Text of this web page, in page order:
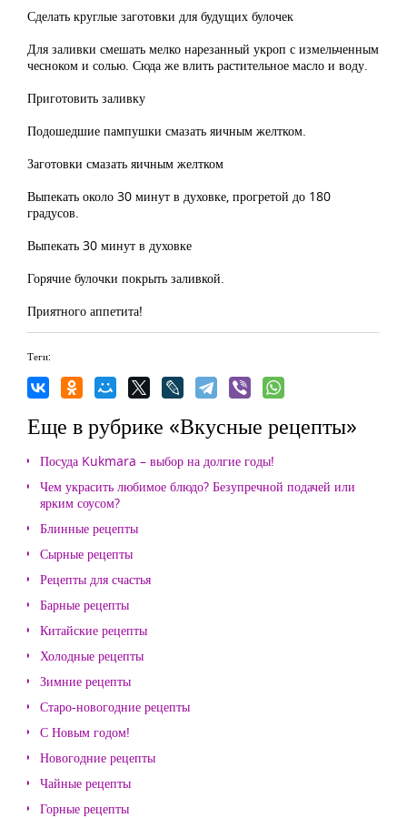
Сделать круглые заготовки для будущих булочек
Для заливки смешать мелко нарезанный укроп с измельченным
чесноком и солью. Сюда же влить растительное масло и воду.
Приготовить заливку
Подошедшие пампушки смазать яичным желтком.
Заготовки смазать яичным желтком
Выпекать около 30 минут в духовке, прогретой до 180
градусов.
Выпекать 30 минут в духовке
Горячие булочки покрыть заливкой.
Приятного аппетита!
Теги:
Еще в рубрике «Вкусные рецепты»
Посуда Kukmara – выбор на долгие годы!
Чем украсить любимое блюдо? Безупречной подачей или
ярким соусом?
Блинные рецепты
Сырные рецепты
Рецепты для счастья
Барные рецепты
Китайские рецепты
Холодные рецепты
Зимние рецепты
Старо-новогодние рецепты
С Новым годом!
Новогодние рецепты
Чайные рецепты
Горные рецепты